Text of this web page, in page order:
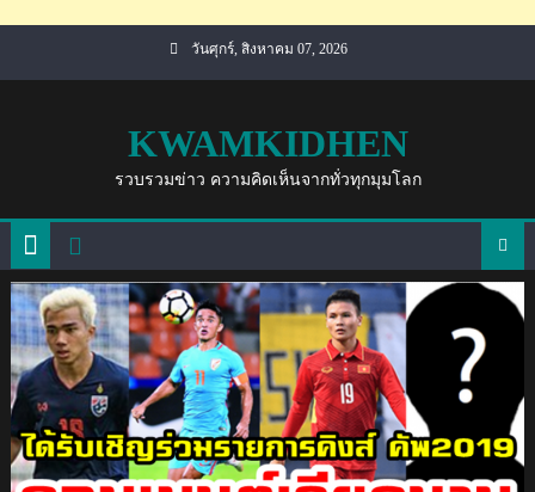
วันศุกร์, สิงหาคม 07, 2026
KWAMKIDHEN
รวบรวมข่าว ความคิดเห็นจากทั่วทุกมุมโลก